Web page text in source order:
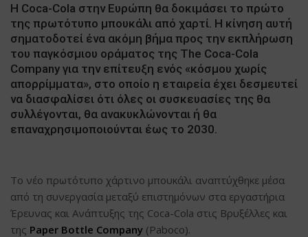
Η Coca-Cola στην Ευρώπη θα δοκιμάσει το πρώτο
της πρωτότυπο μπουκάλι από χαρτί. Η κίνηση αυτή
σηματοδοτεί ένα ακόμη βήμα προς την εκπλήρωση
του παγκόσμιου οράματος της The Coca-Cola
Company για την επίτευξη ενός «κόσμου χωρίς
απορρίμματα», στο οποίο η εταιρεία έχει δεσμευτεί
να διασφαλίσει ότι όλες οι συσκευασίες της θα
συλλέγονται, θα ανακυκλώνονται ή θα
επαναχρησιμοποιούνται έως το 2030.
Το νέο πρωτότυπο χάρτινο μπουκάλι αναπτύχθηκε μέσα
από τη συνεργασία μεταξύ επιστημόνων στα εργαστήρια
Έρευνας και Ανάπτυξης της Coca-Cola στις Βρυξέλλες και
της Paper Bottle Company (Paboco).